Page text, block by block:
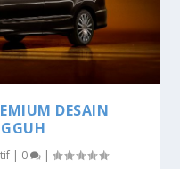
DESAIN
| 0 |